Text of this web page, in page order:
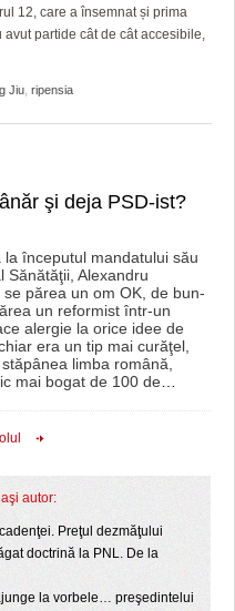
TIMIŞ
12, care a însemnat și prima
partide cât de cât accesibile,
Jiu ripensia
şi deja PSD-ist?
la începutul mandatului său
Sănătăţii, Alexandru
se părea un om OK, de bun-
un reformist într-un
alergie la orice idee de
era un tip mai curăţel,
limba română,
mai bogat de 100 de…
autor:
Preţul dezmăţului
doctrină la PNL. De la
la vorbele… preşedintelui